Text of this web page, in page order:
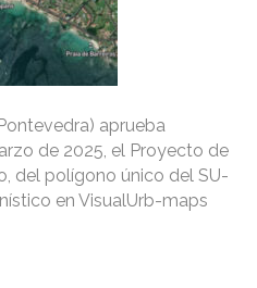
aprueba
de 2025, el Proyecto de
del polígono único del SU-
en VisualUrb-maps